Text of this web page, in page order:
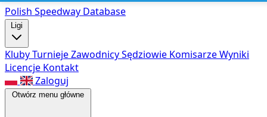
Polish Speedway Database
Ligi
KlubyTurniejeZawodnicySędziowie KomisarzeWyniki
Licencje Kontakt
Zaloguj
Otwórz menu główne